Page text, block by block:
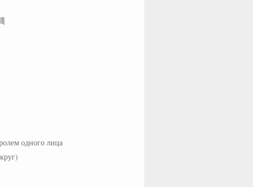
одного лица